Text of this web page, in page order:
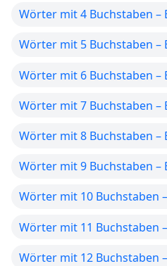
Wörter mit 4 Buchstaben –
Wörter mit 5 Buchstaben –
Wörter mit 6 Buchstaben –
Wörter mit 7 Buchstaben –
Wörter mit 8 Buchstaben –
Wörter mit 9 Buchstaben –
Wörter mit 10 Buchstaben
Wörter mit 11 Buchstaben
Wörter mit 12 Buchstaben